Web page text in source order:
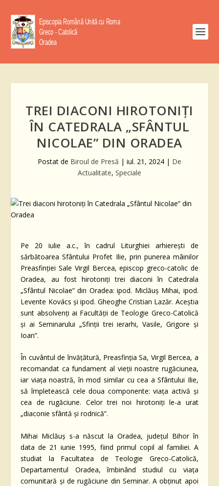
TREI DIACONI HIROTONIȚI
ÎN CATEDRALA „SFÂNTUL
NICOLAE” DIN ORADEA
Postat de Biroul de Presă | iul. 21, 2024 | De
Actualitate, Speciale
Pe 20 iulie a.c., în cadrul Liturghiei arhierești de
sărbătoarea Sfântului Profet Ilie, prin punerea mâinilor
Preasfinției Sale Virgil Bercea, episcop greco-catolic de
Oradea, au fost hirotoniți trei diaconi în Catedrala
„Sfântul Nicolae” din Oradea: ipod. Miclăuș Mihai, ipod.
Levente Kovács și ipod. Gheoghe Cristian Lazăr. Aceștia
sunt absolvenți ai Facultății de Teologie Greco-Catolică
și ai Seminarului „Sfinții trei ierarhi, Vasile, Grigore și
Ioan”.
În cuvântul de învățătură, Preasfinția Sa, Virgil Bercea, a
recomandat ca fundament al vieții noastre rugăciunea,
iar viața noastră, în mod similar cu cea a Sfântului Ilie,
să împletească cele doua componente: viața activă și
cea de rugăciune. Celor trei noi hirotoniți le-a urat
„diaconie sfântă și rodnică”.
Mihai Miclăuș s-a născut la Oradea, județul Bihor în
data de 21 iunie 1995, fiind primul copil al familiei. A
studiat la Facultatea de Teologie Greco-Catolică,
Departamentul Oradea, îmbinând studiul cu viața
comunitară și de rugăciune din Seminar. A obținut apoi